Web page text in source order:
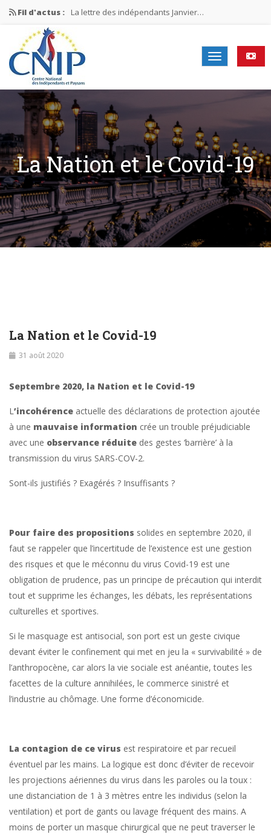
Fil d'actus : La lettre des indépendants Janvier…
La lettre des indépendants Novembre…
La lettre des indépendants Juin…
Mission nationale ÉLECTIONS MUNICIPALES 2026
La lettre des indépendants N°2-2026
La Nation et le Covid-19
La Nation et le Covid-19
31 août 2020
Septembre 2020, la Nation et le Covid-19
L’incohérence actuelle des déclarations de protection ajoutée
à une mauvaise information crée un trouble préjudiciable
avec une observance réduite des gestes ‘barrière’ à la
transmission du virus SARS-COV-2.
Sont-ils justifiés ? Exagérés ? Insuffisants ?
Pour faire des propositions solides en septembre 2020, il
faut se rappeler que l’incertitude de l’existence est une gestion
des risques et que le méconnu du virus Covid-19 est une
obligation de prudence, pas un principe de précaution qui interdit
tout et supprime les échanges, les débats, les représentations
culturelles et sportives.
Si le masquage est antisocial, son port est un geste civique
devant éviter le confinement qui met en jeu la « survivabilité » de
l’anthropocène, car alors la vie sociale est anéantie, toutes les
facettes de la culture annihilées, le commerce sinistré et
l’industrie au chômage. Une forme d’économicide.
La contagion de ce virus est respiratoire et par recueil
éventuel par les mains. La logique est donc d’éviter de recevoir
les projections aériennes du virus dans les paroles ou la toux :
une distanciation de 1 à 3 mètres entre les individus (selon la
ventilation) et port de gants ou lavage fréquent des mains. A
moins de porter un masque chirurgical que ne peut traverser le